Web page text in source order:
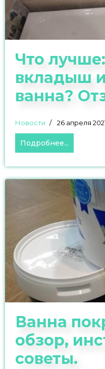
Что
вкладыш
ванна?
Новости 26 апреля
Подробнее...
Ванна
обзор,
советы.